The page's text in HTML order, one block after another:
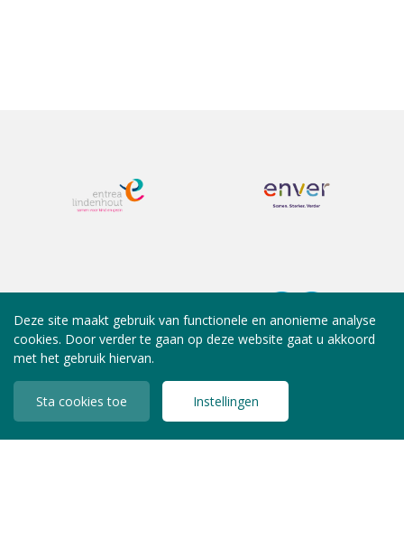
Deze site maakt gebruik van functionele en anonieme analyse
cookies. Door verder te gaan op deze website gaat u akkoord
met het gebruik hiervan.
Sta cookies toe Instellingen